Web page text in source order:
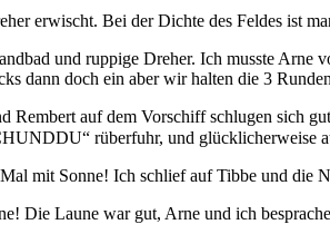
erwischt. Bei der Dichte des Feldes ist
und ruppige Dreher. Ich musste
dann doch ein aber wir halten die 3
auf dem Vorschiff schlugen sich
rüberfuhr, und glücklicherweise
mit Sonne! Ich schlief auf Tibbe und
Die Laune war gut, Arne und ich